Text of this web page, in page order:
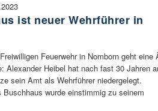
ist neuer Wehrführer in
Feuerwehr in Nomborn geht eine
Alexander Heibel hat nach fast 30 Jahren
sein Amt als Wehrführer niedergelegt.
Buschhaus wurde einstimmig zu seinem